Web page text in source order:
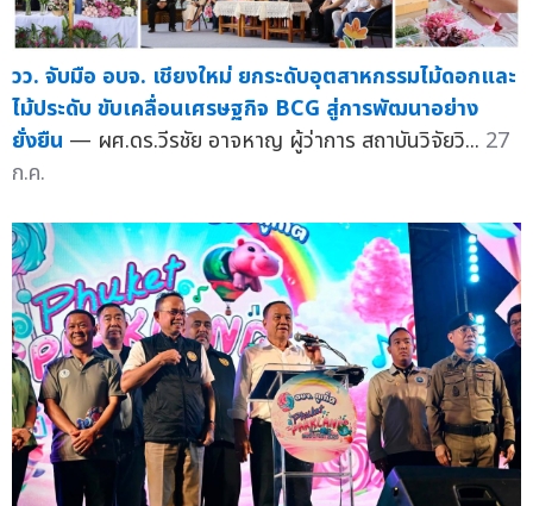
วว. จับมือ อบจ. เชียงใหม่ ยกระดับอุตสาหกรรมไม้ดอกและ
ไม้ประดับ ขับเคลื่อนเศรษฐกิจ BCG สู่การพัฒนาอย่าง
ยั่งยืน — ผศ.ดร.วีรชัย อาจหาญ ผู้ว่าการ สถาบันวิจัยวิ... 27
ก.ค.